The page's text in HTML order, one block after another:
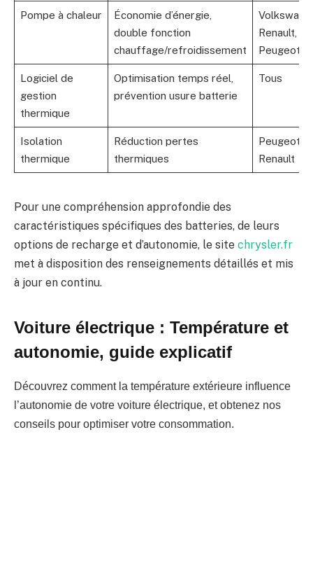
Pompe à chaleur
Économie d’énergie,
double fonction
chauffage/refroidissement
Renault,
Peugeot
Logiciel de
gestion
thermique
Optimisation temps réel,
prévention usure batterie
Tous
Isolation
thermique
Réduction pertes
thermiques
Peugeot,
Renault
Pour une compréhension approfondie des
caractéristiques spécifiques des batteries, de leurs
options de recharge et d’autonomie, le site chrysler.fr
met à disposition des renseignements détaillés et mis
à jour en continu.
Voiture électrique : Température et
autonomie, guide explicatif
Découvrez comment la température extérieure influence
l’autonomie de votre voiture électrique, et obtenez nos
conseils pour optimiser votre consommation.